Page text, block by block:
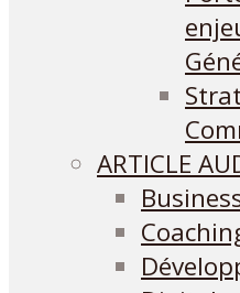
ARTICLE